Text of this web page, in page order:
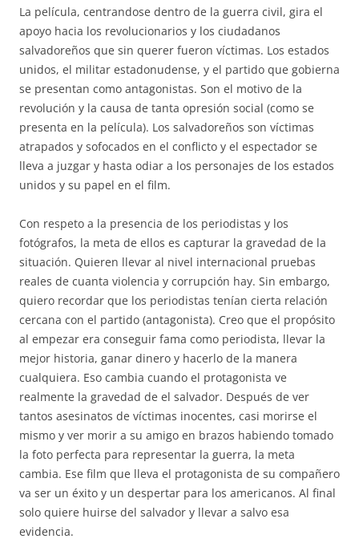
La película, centrandose dentro de la guerra civil, gira el
apoyo hacia los revolucionarios y los ciudadanos
salvadoreños que sin querer fueron víctimas. Los estados
unidos, el militar estadonudense, y el partido que gobierna
se presentan como antagonistas. Son el motivo de la
revolución y la causa de tanta opresión social (como se
presenta en la película). Los salvadoreños son víctimas
atrapados y sofocados en el conflicto y el espectador se
lleva a juzgar y hasta odiar a los personajes de los estados
unidos y su papel en el film.
Con respeto a la presencia de los periodistas y los
fotógrafos, la meta de ellos es capturar la gravedad de la
situación. Quieren llevar al nivel internacional pruebas
reales de cuanta violencia y corrupción hay. Sin embargo,
quiero recordar que los periodistas tenían cierta relación
cercana con el partido (antagonista). Creo que el propósito
al empezar era conseguir fama como periodista, llevar la
mejor historia, ganar dinero y hacerlo de la manera
cualquiera. Eso cambia cuando el protagonista ve
realmente la gravedad de el salvador. Después de ver
tantos asesinatos de víctimas inocentes, casi morirse el
mismo y ver morir a su amigo en brazos habiendo tomado
la foto perfecta para representar la guerra, la meta
cambia. Ese film que lleva el protagonista de su compañero
va ser un éxito y un despertar para los americanos. Al final
solo quiere huirse del salvador y llevar a salvo esa
evidencia.